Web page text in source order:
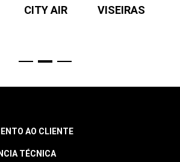
CITY AIR
VISEIRAS
AO CLIENTE
Atendimento
TÉCNICA